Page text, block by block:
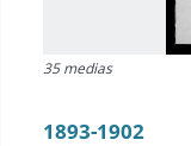
35 medias
1893-1902